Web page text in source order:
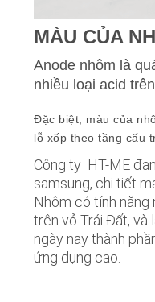
MÀU CỦA
Anode nhôm là
nhiều loại acid
Đặc biệt, màu của
lỗ xốp theo tầng cấu
Công ty HT-ME
samsung, chi tiết
Nhôm có tính
trên vỏ Trái Đất, và
ngày nay thành
ứng dụng cao.